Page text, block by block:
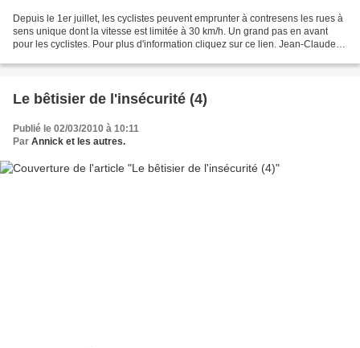
Depuis le 1er juillet, les cyclistes peuvent emprunter à contresens les rues à
sens unique dont la vitesse est limitée à 30 km/h. Un grand pas en avant
pour les cyclistes. Pour plus d'information cliquez sur ce lien. Jean-Claude
Le bêtisier de l'insécurité (4)
Publié le 02/03/2010 à 10:11
Par Annick et les autres.